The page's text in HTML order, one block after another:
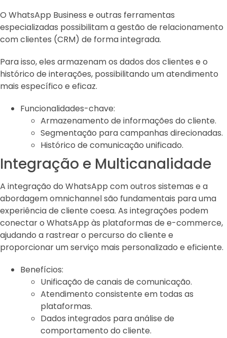
O WhatsApp Business e outras ferramentas
especializadas possibilitam a gestão de relacionamento
com clientes (CRM) de forma integrada.
Para isso, eles armazenam os dados dos clientes e o
histórico de interações, possibilitando um atendimento
mais específico e eficaz.
Funcionalidades-chave:
Armazenamento de informações do cliente.
Segmentação para campanhas direcionadas.
Histórico de comunicação unificado.
Integração e Multicanalidade
A integração do WhatsApp com outros sistemas e a
abordagem omnichannel são fundamentais para uma
experiência de cliente coesa. As integrações podem
conectar o WhatsApp às plataformas de e-commerce,
ajudando a rastrear o percurso do cliente e
proporcionar um serviço mais personalizado e eficiente.
Benefícios:
Unificação de canais de comunicação.
Atendimento consistente em todas as
plataformas.
Dados integrados para análise de
comportamento do cliente.